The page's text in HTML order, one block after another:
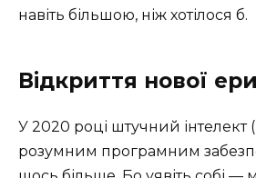
навіть більшою, ніж хотілося б.
Відкриття нової ери
У 2020 році штучний інтелект
розумним програмним